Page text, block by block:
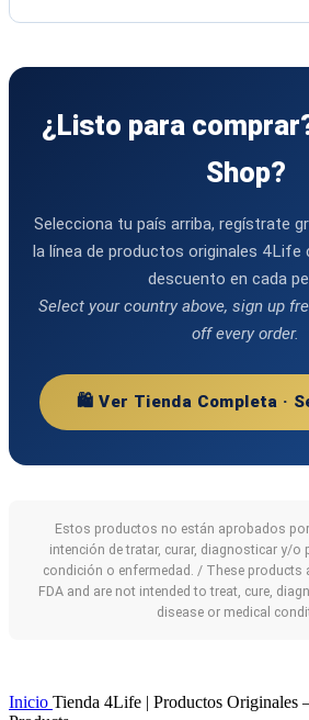
¿Listo para
Shop?
Selecciona tu país arriba, regístrate
la línea de productos originales 4Life
descuento en cada
Select your country above, sign up
off every order.
🛍️ Ver Tienda Completa ·
Estos productos no están aprobados
intención de tratar, curar, diagnosticar y/o
condición o enfermedad. / These products
FDA and are not intended to treat, cure,
disease or medical
Inicio Tienda 4Life | Productos Originales